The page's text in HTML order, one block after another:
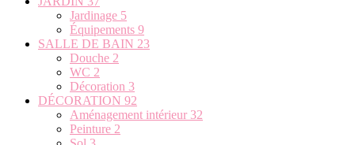
Jardinage 5
Équipements 9
SALLE DE BAIN 23
Douche 2
WC 2
Décoration 3
DÉCORATION 92
Aménagement intérieur 32
Peinture 2